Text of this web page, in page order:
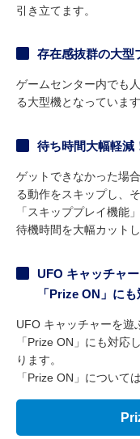
引き立てます。
存在感抜群の大型
ゲームセンター内でも
る大型機となっています
待ち時間大幅軽減
ゲットできなかった場
る動作をスキップし、
「スキッププレイ機能
待機時間を大幅カット
UFO キャッチャ
「Prize ON」にも
UFO キャッチャーを遊
「Prize ON」にも対応
ります。
「Prize ON」について